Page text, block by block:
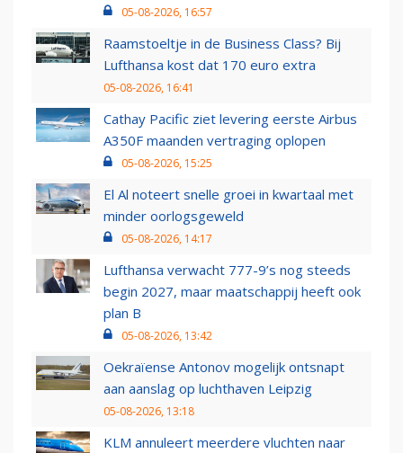
05-08-2026, 16:57
Raamstoeltje in de Business Class? Bij
Lufthansa kost dat 170 euro extra
05-08-2026, 16:41
Cathay Pacific ziet levering eerste Airbus
A350F maanden vertraging oplopen
05-08-2026, 15:25
El Al noteert snelle groei in kwartaal met
minder oorlogsgeweld
05-08-2026, 14:17
Lufthansa verwacht 777-9’s nog steeds
begin 2027, maar maatschappij heeft ook
plan B
05-08-2026, 13:42
Oekraïense Antonov mogelijk ontsnapt
aan aanslag op luchthaven Leipzig
05-08-2026, 13:18
KLM annuleert meerdere vluchten naar